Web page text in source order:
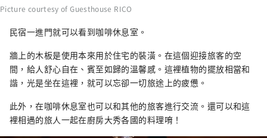
Picture courtesy of Guesthouse RICO
民宿一進門就可以看到咖啡休息室。
牆上的木板是使用本來用於住宅的裝潢。在這個迎接旅客的空
間，給人舒心自在、賓至如歸的溫馨感。這裡植物的擺放相當和
諧，光是坐在這裡，就可以忘卻一切旅途上的疲憊。
此外，在咖啡休息室也可以和其他的旅客進行交流。還可以和這
裡相遇的旅人一起在廚房大秀各國的料理唷！